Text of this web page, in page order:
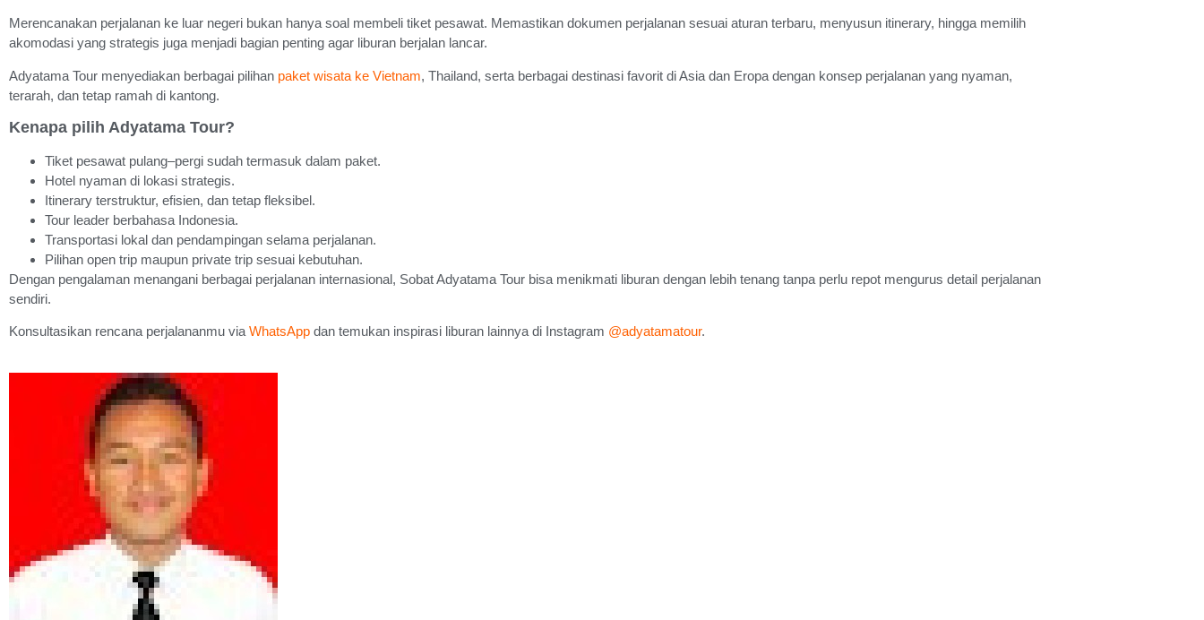
Merencanakan perjalanan ke luar negeri bukan hanya soal membeli tiket pesawat. Memastikan dokumen perjalanan sesuai aturan terbaru, menyusun itinerary, hingga memilih
akomodasi yang strategis juga menjadi bagian penting agar liburan berjalan lancar.
Adyatama Tour menyediakan berbagai pilihan paket wisata ke Vietnam, Thailand, serta berbagai destinasi favorit di Asia dan Eropa dengan konsep perjalanan yang nyaman,
terarah, dan tetap ramah di kantong.
Kenapa pilih Adyatama Tour?
Tiket pesawat pulang–pergi sudah termasuk dalam paket.
Hotel nyaman di lokasi strategis.
Itinerary terstruktur, efisien, dan tetap fleksibel.
Tour leader berbahasa Indonesia.
Transportasi lokal dan pendampingan selama perjalanan.
Pilihan open trip maupun private trip sesuai kebutuhan.
Dengan pengalaman menangani berbagai perjalanan internasional, Sobat Adyatama Tour bisa menikmati liburan dengan lebih tenang tanpa perlu repot mengurus detail perjalanan
sendiri.
Konsultasikan rencana perjalananmu via WhatsApp dan temukan inspirasi liburan lainnya di Instagram @adyatamatour.